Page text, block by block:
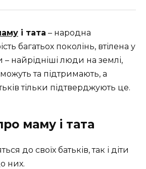
і тата – народна
багатьох поколінь, втілена у
– найрідніші люди на землі,
та підтримають, а
тільки підтверджують це.
маму і тата
до своїх батьків, так і діти
них.